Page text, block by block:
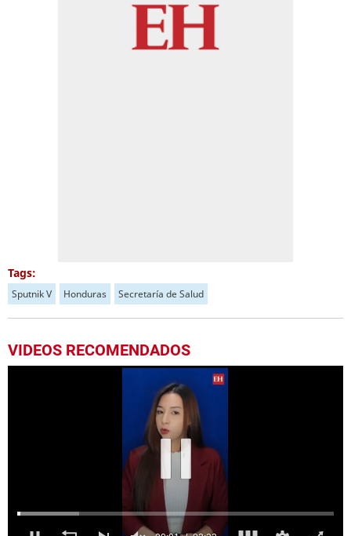
Tags:
Sputnik V Honduras Secretaría de Salud
VIDEOS RECOMENDADOS